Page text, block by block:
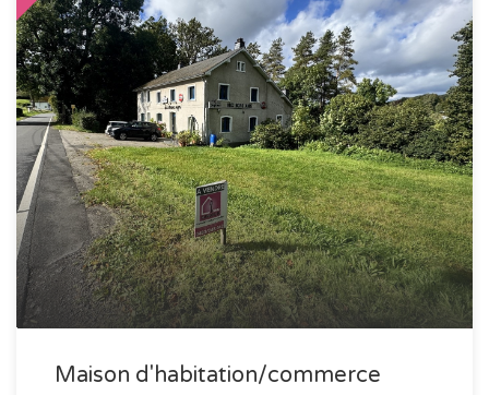
Maison d'habitation/commerce